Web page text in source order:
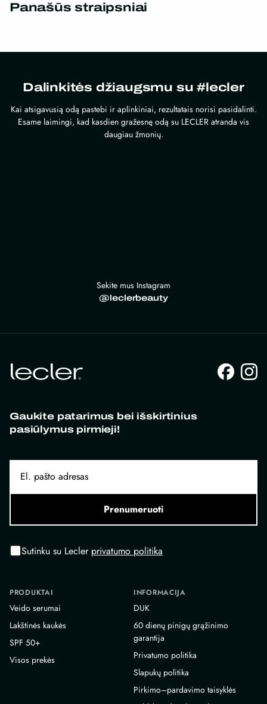
Panašūs straipsniai
Dalinkitės džiaugsmu su #lecler
Kai atsigavusią odą pastebi ir aplinkiniai, rezultatais norisi pasidalinti.
Esame laimingi, kad kasdien gražesnę odą su LECLER atranda vis
daugiau žmonių.
Sekite mus Instagram
@leclerbeauty
Gaukite patarimus bei išskirtinius
pasiūlymus pirmieji!
Prenumeruoti
Sutinku su Lecler privatumo politika
PRODUKTAI
Veido serumai
Lakštinės kaukės
SPF 50+
Visos prekės
INFORMACIJA
DUK
60 dienų pinigų grąžinimo
garantija
Privatumo politika
Slapukų politika
Pirkimo–pardavimo taisyklės